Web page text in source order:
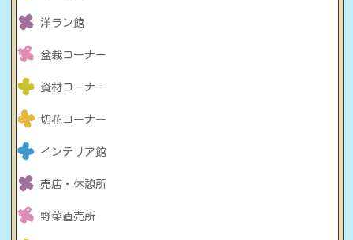
洋ラン館
盆栽コーナー
資材コーナー
切花コーナー
インテリア館
売店・休憩所
野菜直売所